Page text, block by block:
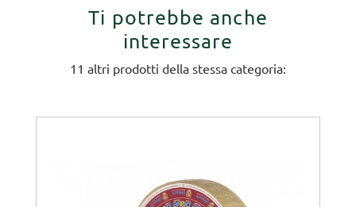
Ti potrebbe anche
interessare
11 altri prodotti della stessa categoria: